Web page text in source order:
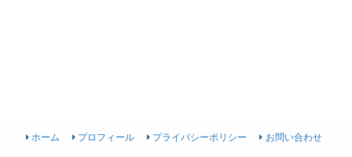
ホーム プロフィール プライバシーポリシー お問い合わせ